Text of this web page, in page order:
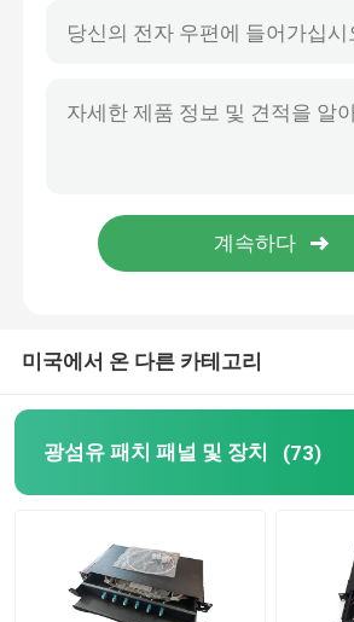
광섬유 분배기 박스
광섬유 결합 폐쇄
서버 랙 캐비넷
미리 정해진 PTO 상자
미국에서 온 다른 카테고리
광섬유 패치 패널 및 장치 (73)